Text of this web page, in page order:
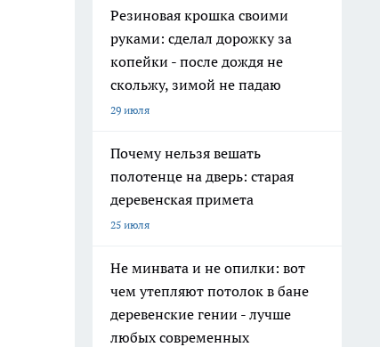
Резиновая крошка своими
руками: сделал дорожку за
копейки - после дождя не
скольжу, зимой не падаю
29 июля
Почему нельзя вешать
полотенце на дверь: старая
деревенская примета
25 июля
Не минвата и не опилки: вот
чем утепляют потолок в бане
деревенские гении - лучше
любых современных